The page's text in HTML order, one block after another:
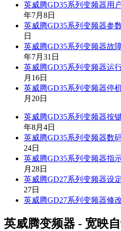
英威腾GD35系列变频器用
年7月8日
英威腾GD35系列变频器参
日
英威腾GD35系列变频器故
年7月31日
英威腾GD35系列变频器运
月16日
英威腾GD35系列变频器停
月20日
英威腾GD35系列变频器按
年8月4日
英威腾GD35系列变频器数
24日
英威腾GD35系列变频器指
月28日
英威腾GD27系列变频器设
27日
英威腾GD27系列变频器修
英威腾变频器 - 宽映